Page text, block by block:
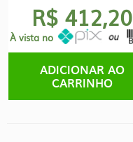
R$ 412,20
À vista no
ADICIONAR AO
CARRINHO